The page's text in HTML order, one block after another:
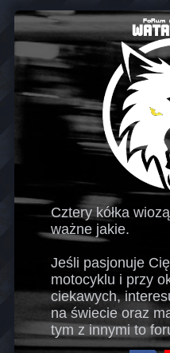
Cztery kółka
ważne jakie.
Jeśli pasjonuje
motocyklu i przy
ciekawych,
na świecie oraz
tym z innymi to